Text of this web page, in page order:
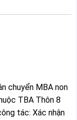
chuyển MBA non
TBA Thôn 8
tác: Xác nhận